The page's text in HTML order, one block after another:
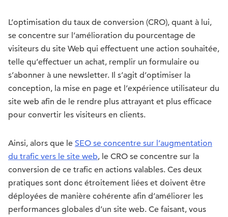
L’optimisation du taux de conversion (CRO), quant à lui,
se concentre sur l’amélioration du pourcentage de
visiteurs du site Web qui effectuent une action souhaitée,
telle qu’effectuer un achat, remplir un formulaire ou
s’abonner à une newsletter. Il s’agit d’optimiser la
conception, la mise en page et l’expérience utilisateur du
site web afin de le rendre plus attrayant et plus efficace
pour convertir les visiteurs en clients.
Ainsi, alors que le SEO se concentre sur l’augmentation
du trafic vers le site web, le CRO se concentre sur la
conversion de ce trafic en actions valables. Ces deux
pratiques sont donc étroitement liées et doivent être
déployées de manière cohérente afin d’améliorer les
performances globales d’un site web. Ce faisant, vous